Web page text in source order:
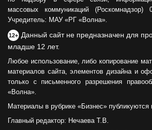
массовых коммуникаций
Учредитель: МАУ «РГ «Волна».
12+ Данный сайт не предназначен для
младше 12 лет.
Любое использование, либо копирование
материалов сайта, элементов дизайна и
только с письменного разрешения
«Волна».
Материалы в рубрике «Бизнес» публикуются
Главный редактор: Нечаева Т.В.